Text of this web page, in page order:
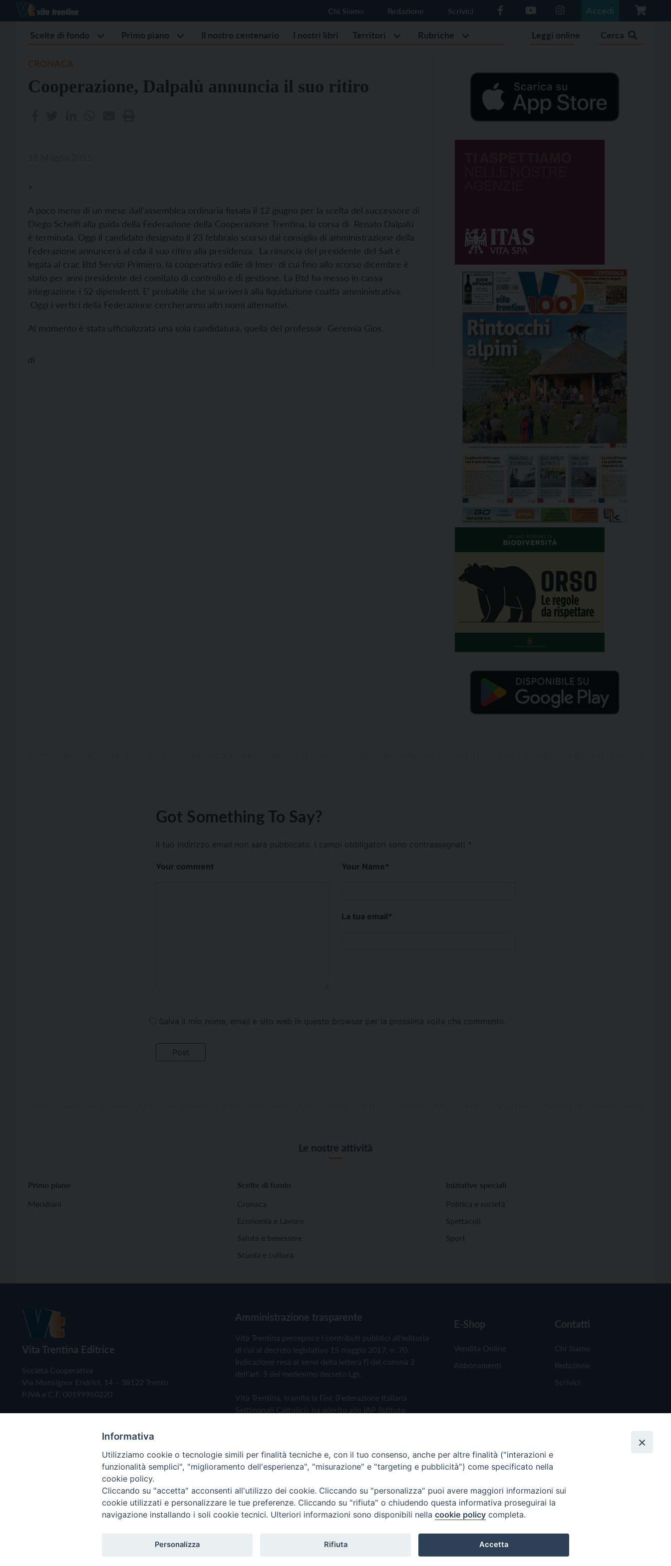
Chi Siamo Redazione Scrivici Accedi
Scelte di fondo Primo piano Il nostro centenario I nostri libri Territori Rubriche Leggi online Cerca
Cooperazione, Dalpalù annuncia il suo ritiro
>
A poco meno di un mese dall’assemblea ordinaria fissata il 12 giugno per la scelta del successore di
Diego Schelfi alla guida della Federazione della Cooperazione Trentina, la corsa di Renato Dalpalù
è terminata. Oggi il candidato designato il 23 febbraio scorso dal consiglio di amministrazione della
Federazione annuncerà al cda il suo ritiro alla presidenza. La rinuncia del presidente del Sait è
legata al crac Btd Servizi Primiero, la cooperativa edile di Imer di cui fino allo scorso dicembre è
stato per anni presidente del comitato di controllo e di gestione. La Btd ha messo in cassa
integrazione i 52 dipendenti. E’ probabile che si arriverà alla liquidazione coatta amministrativa.
Oggi i vertici della Federazione cercheranno altri nomi alternativi.
Al momento è stata ufficializzata una sola candidatura, quella del professor Geremia Gios.
di
Got Something To Say?
Il tuo indirizzo email non sarà pubblicato. I campi obbligatori sono contrassegnati *
Your comment Your Name*
La tua email*
Salva il mio nome, email e sito web in questo browser per la prossima volta che commento.
Le nostre attività
Primo piano
Meridiani
Scelte di fondo
Cronaca
Economia e Lavoro
Salute e benessere
Scuola e cultura
Iniziative speciali
Politica e società
Spettacoli
Sport
Vita Trentina Editrice
Società Cooperativa
Via Monsignor Endrici, 14 – 38122 Trento
P.IVA e C.F. 00199960220
Amministrazione trasparente
Vita Trentina percepisce i contributi pubblici all'editoria
di cui al decreto legislativo 15 maggio 2017, n. 70.
Indicazione resa ai sensi della lettera f) del comma 2
dell'art. 5 del medesimo decreto Lgs.
Vita Trentina, tramite la Fisc (Federazione Italiana
Settimanali Cattolici), ha aderito allo IAP (Istituto
Privacy Policy Cookie Policy
E-Shop
Vendita Online
Abbonamenti
Contatti
Chi Siamo
Redazione
Scrivici
Copyright © 2019 - Tutti i diritti riservati - Vita Trentina Editrice
Informativa
Utilizziamo cookie o tecnologie simili per finalità tecniche e, con il tuo consenso, anche per altre finalità ("interazioni e
funzionalità semplici", "miglioramento dell'esperienza", "misurazione" e "targeting e pubblicità") come specificato nella
cookie policy.
Cliccando su "accetta" acconsenti all'utilizzo dei cookie. Cliccando su "personalizza" puoi avere maggiori informazioni sui
cookie utilizzati e personalizzare le tue preferenze. Cliccando su "rifiuta" o chiudendo questa informativa proseguirai la
navigazione installando i soli cookie tecnici. Ulteriori informazioni sono disponibili nella cookie policy completa.
Personalizza Rifiuta Accetta